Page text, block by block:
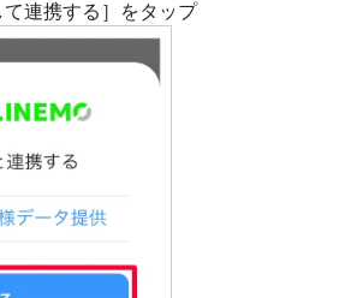
連携する］をタップ